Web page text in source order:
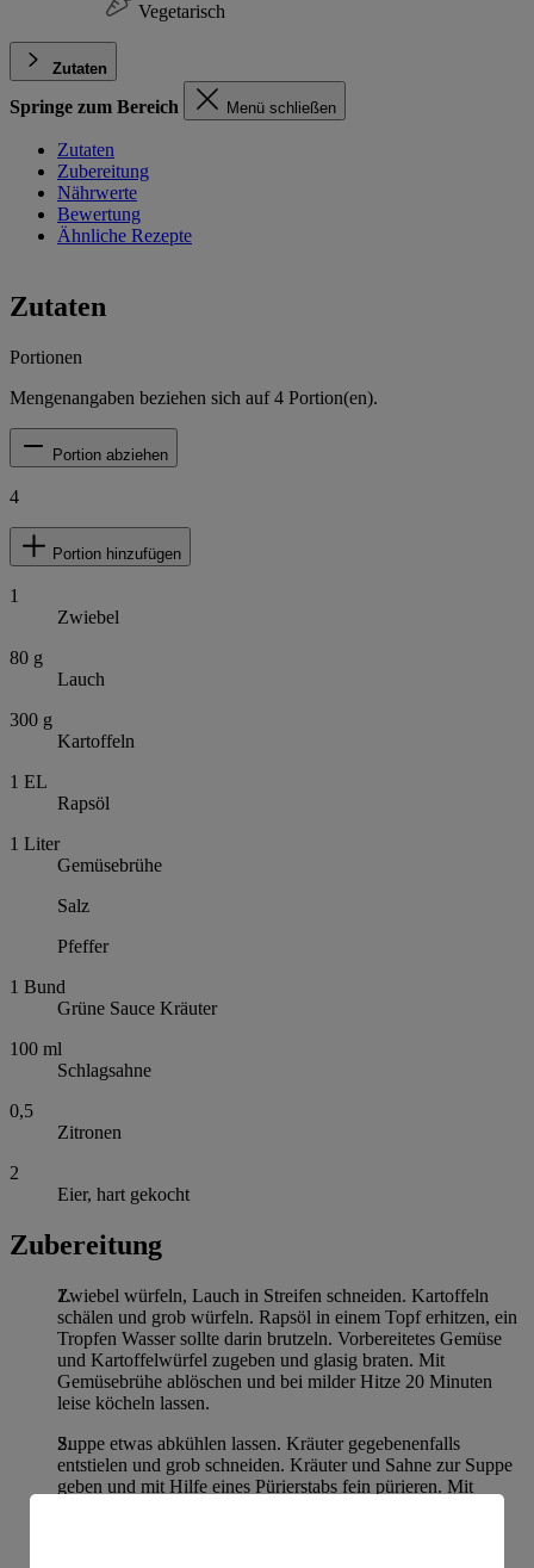
Vegetarisch
Zutaten
Springe zum Bereich Menü schließen
Zutaten
Zubereitung
Nährwerte
Bewertung
Ähnliche Rezepte
Zutaten
Portionen
Mengenangaben beziehen sich auf4 Portion(en).
Portion abziehen
4
Portion hinzufügen
1
Zwiebel
80 g
Lauch
300 g
Kartoffeln
1 EL
Rapsöl
1 Liter
Gemüsebrühe
Salz
Pfeffer
1 Bund
Grüne Sauce Kräuter
100 ml
Schlagsahne
0,5
Zitronen
2
Eier, hart gekocht
Zubereitung
Zwiebel würfeln, Lauch in Streifen schneiden. Kartoffeln
schälen und grob würfeln. Rapsöl in einem Topf erhitzen, ein
Tropfen Wasser sollte darin brutzeln. Vorbereitetes Gemüse
und Kartoffelwürfel zugeben und glasig braten. Mit
Gemüsebrühe ablöschen und bei milder Hitze 20 Minuten
leise köcheln lassen.
Suppe etwas abkühlen lassen. Kräuter gegebenenfalls
entstielen und grob schneiden. Kräuter und Sahne zur Suppe
geben und mit Hilfe eines Pürierstabs fein pürieren. Mit